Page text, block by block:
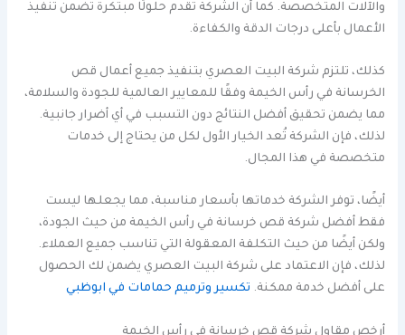
والآلات المتخصصة. كما أن الشركة تقدم حلولًا مبتكرة تضمن تنفيذ
الأعمال بأعلى درجات الدقة والكفاءة.
كذلك، تلتزم شركة البيت العصري بتنفيذ جميع أعمال قص
الخرسانة في رأس الخيمة وفقًا للمعايير العالمية للجودة والسلامة،
مما يضمن تحقيق أفضل النتائج دون التسبب في أي أضرار جانبية.
لذلك، فإن الشركة تُعد الخيار الأول لكل من يحتاج إلى خدمات
متخصصة في هذا المجال.
أيضًا، توفر الشركة خدماتها بأسعار مناسبة، مما يجعلها ليست
فقط أفضل شركة قص خرسانة في رأس الخيمة من حيث الجودة،
ولكن أيضًا من حيث التكلفة المعقولة التي تناسب جميع العملاء.
لذلك، فإن الاعتماد على شركة البيت العصري يضمن لك الحصول
على أفضل خدمة ممكنة. تكسير وترميم حمامات في ابوظبي
أرخص مقاول شركة قص خرسانة في رأس الخيمة